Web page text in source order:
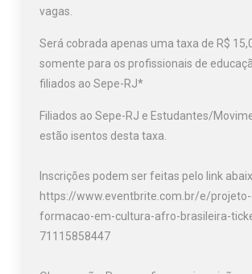
vagas.
Será cobrada apenas uma taxa de R$
somente para os profissionais de
filiados ao Sepe-RJ*
Filiados ao Sepe-RJ e Estudantes/
estão isentos desta taxa.
Inscrições podem ser feitas pelo link
https://www.eventbrite.com.br/e/
formacao-em-cultura-afro-brasileira-
71115858447